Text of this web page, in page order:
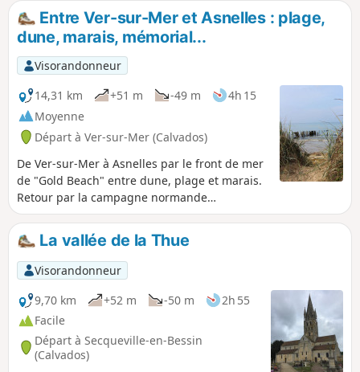
Entre Ver-sur-Mer et Asnelles : plage,
dune, marais, mémorial...
Visorandonneur
14,31 km
+51 m -49 m
4h 15
Moyenne
Départ à Ver-sur-Mer (Calvados)
De Ver-sur-Mer à Asnelles par le front de mer
de "Gold Beach" entre dune, plage et marais.
Retour par la campagne normande
surplombant la plage, par les villages
d'Asnelles, de Meuvaines et d'Asnelles et par
le mémorial britannique qui rend hommage
aux 22442 libérateurs tombés sous
commandement britannique au cours de la
Bataille de Normandie (ouverture en 2021).
La vallée de la Thue
Visorandonneur
9,70 km
+52 m -50 m
2h 55
Facile
Départ à Secqueville-en-Bessin
(Calvados)